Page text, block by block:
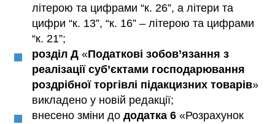
літерою та цифрами “к. 26”, а літери та
цифри “к. 13”, “к. 16” – літерою та цифрами
“к. 21”;
розділ Д «Податкові зобов’язання з
реалізації суб’єктами господарювання
роздрібної торгівлі підакцизних товарів»
викладено у новій редакції;
внесено зміни дододатка 6 «Розрахунок